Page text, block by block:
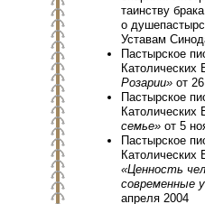
таинству
о
Уставам
Пастырское
Католических
Розарии» от
Пастырское
Католических
семье» от 5
Пастырское
Католических
«Ценность
современные
апреля 2004